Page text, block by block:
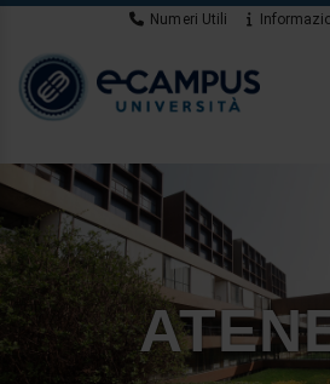
Numeri Utili